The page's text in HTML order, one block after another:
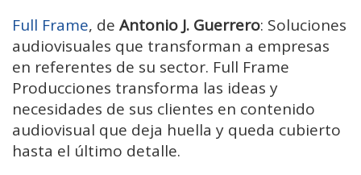
Full Frame, de Antonio J. Guerrero: Soluciones
audiovisuales que transforman a empresas
en referentes de su sector. Full Frame
Producciones transforma las ideas y
necesidades de sus clientes en contenido
audiovisual que deja huella y queda cubierto
hasta el último detalle.